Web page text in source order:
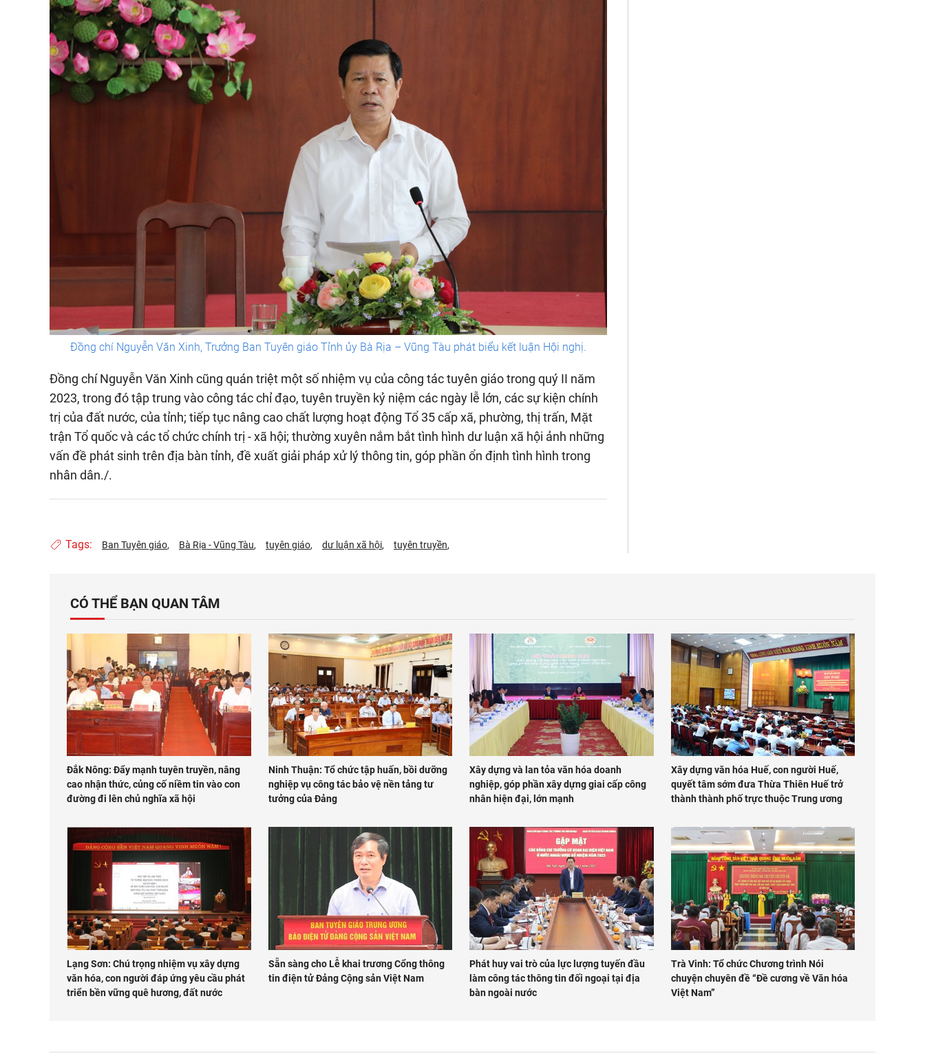
Đồng chí Nguyễn Văn Xinh, Trưởng Ban Tuyên giáo Tỉnh ủy Bà Rịa – Vũng Tàu phát biểu kết luận Hội nghị.
Đồng chí Nguyễn Văn Xinh cũng quán triệt một số nhiệm vụ của công tác tuyên giáo trong quý II năm
2023, trong đó tập trung vào công tác chỉ đạo, tuyên truyền kỷ niệm các ngày lễ lớn, các sự kiện chính
trị của đất nước, của tỉnh; tiếp tục nâng cao chất lượng hoạt động Tổ 35 cấp xã, phường, thị trấn, Mặt
trận Tổ quốc và các tổ chức chính trị - xã hội; thường xuyên nắm bắt tình hình dư luận xã hội ảnh những
vấn đề phát sinh trên địa bàn tỉnh, đề xuất giải pháp xử lý thông tin, góp phần ổn định tình hình trong
nhân dân./.
Tags: Ban Tuyên giáo Bà Rịa - Vũng Tàu tuyên giáo dư luận xã hội tuyên truyền
CÓ THỂ BẠN QUAN TÂM
Đắk Nông: Đẩy mạnh tuyên truyền, nâng
cao nhận thức, củng cố niềm tin vào con
đường đi lên chủ nghĩa xã hội
Ninh Thuận: Tổ chức tập huấn, bồi dưỡng
nghiệp vụ công tác bảo vệ nền tảng tư
tưởng của Đảng
Xây dựng và lan tỏa văn hóa doanh
nghiệp, góp phần xây dựng giai cấp công
nhân hiện đại, lớn mạnh
Xây dựng văn hóa Huế, con người Huế,
quyết tâm sớm đưa Thừa Thiên Huế trở
thành thành phố trực thuộc Trung ương
Lạng Sơn: Chú trọng nhiệm vụ xây dựng
văn hóa, con người đáp ứng yêu cầu phát
triển bền vững quê hương, đất nước
Sẵn sàng cho Lễ khai trương Cổng thông
tin điện tử Đảng Cộng sản Việt Nam
Phát huy vai trò của lực lượng tuyến đầu
làm công tác thông tin đối ngoại tại địa
bàn ngoài nước
Trà Vinh: Tổ chức Chương trình Nói
chuyện chuyên đề “Đề cương về Văn hóa
Việt Nam”